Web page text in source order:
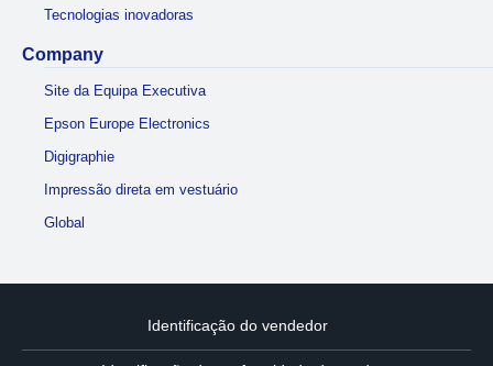
Tecnologias inovadoras
Company
Site da Equipa Executiva
Epson Europe Electronics
Digigraphie
Impressão direta em vestuário
Global
Identificação do vendedor